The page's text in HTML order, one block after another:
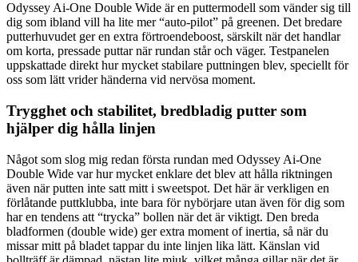
Odyssey Ai-One Double Wide är en puttermodell som vänder sig till
dig som ibland vill ha lite mer “auto-pilot” på greenen. Det bredare
putterhuvudet ger en extra förtroendeboost, särskilt när det handlar
om korta, pressade puttar när rundan står och väger. Testpanelen
uppskattade direkt hur mycket stabilare puttningen blev, speciellt för
oss som lätt vrider händerna vid nervösa moment.
Trygghet och stabilitet, bredbladig putter som
hjälper dig hålla linjen
Något som slog mig redan första rundan med Odyssey Ai-One
Double Wide var hur mycket enklare det blev att hålla riktningen
även när putten inte satt mitt i sweetspot. Det här är verkligen en
förlåtande puttklubba, inte bara för nybörjare utan även för dig som
har en tendens att “trycka” bollen när det är viktigt. Den breda
bladformen (double wide) ger extra moment of inertia, så när du
missar mitt på bladet tappar du inte linjen lika lätt. Känslan vid